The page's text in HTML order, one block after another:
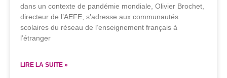
dans un contexte de pandémie mondiale, Olivier Brochet,
directeur de l’AEFE, s’adresse aux communautés
scolaires du réseau de l’enseignement français à
l’étranger
LIRE LA SUITE »